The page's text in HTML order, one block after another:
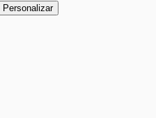
Personalizar